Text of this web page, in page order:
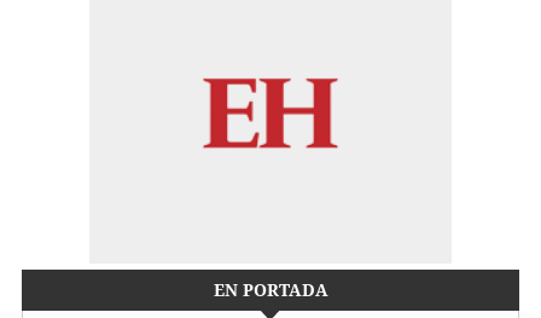
EN PORTADA